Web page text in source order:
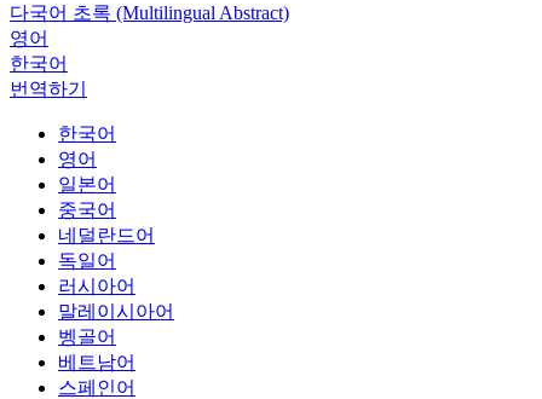
다국어 초록 (Multilingual Abstract)
영어
한국어
번역하기
한국어
영어
일본어
중국어
네덜란드어
독일어
러시아어
말레이시아어
벵골어
베트남어
스페인어